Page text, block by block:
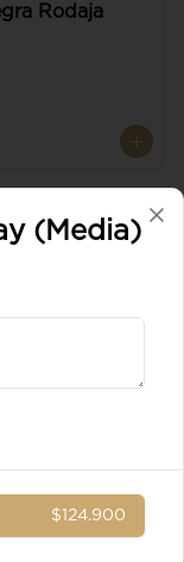
Rodaja
entera
(Media)
$124.900